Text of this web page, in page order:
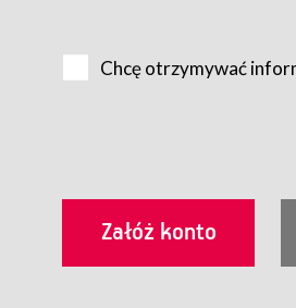
Usługobiorca przed
utrwalenie i wydrukowanie.
§ 3
Chcę otrzymywać